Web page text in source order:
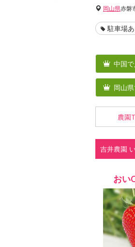
岡山県赤磐
駐車場あ
中国
岡山
農園
吉井農園
おい